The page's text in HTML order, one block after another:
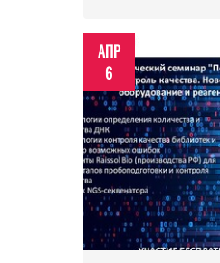
АПР
6